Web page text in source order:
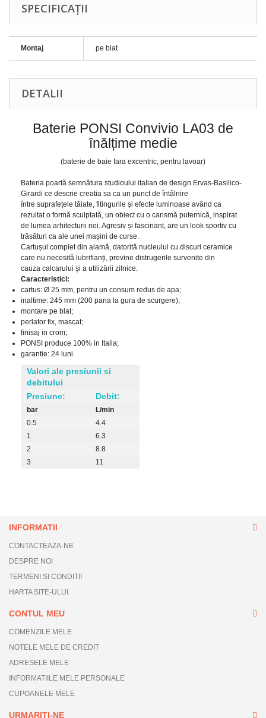
SPECIFICAȚII
Montaj pe blat
DETALII
Baterie PONSI Convivio LA03 de
înălțime medie
(baterie de baie fara excentric, pentru lavoar)
Bateria poartă semnătura studioului italian de design Ervas-Basilico-
Girardi ce descrie creatia sa ca un punct de întâlnire
între suprafețele tăiate, fitingurile și efecte luminoase având ca
rezultat o formă sculptată, un obiect cu o carismă puternică, inspirat
de lumea arhitecturii noi. Agresiv și fascinant, are un look sportiv cu
trăsături ca ale unei mașini de curse.
Cartușul complet din alamă, datorită nucleului cu discuri ceramice
care nu necesită lubrifianți, previne distrugerile survenite din
cauza calcarului și a utilizării zilnice.
Caracteristici:
cartus: Ø 25 mm, pentru un consum redus de apa;
inaltime: 245 mm (200 pana la gura de scurgere);
montare pe blat;
perlator fix, mascat;
finisaj in crom;
PONSI produce 100% in Italia;
garantie: 24 luni.
Valori ale presiunii si
debitului
Presiune:
Debit:
bar
L/min
0.5
4.4
1
6.3
2
8.8
3
11
INFORMATII
CONTACTEAZA-NE
DESPRE NOI
TERMENI SI CONDITII
HARTA SITE-ULUI
CONTUL MEU
COMENZILE MELE
NOTELE MELE DE CREDIT
ADRESELE MELE
INFORMATIILE MELE PERSONALE
CUPOANELE MELE
URMARITI-NE